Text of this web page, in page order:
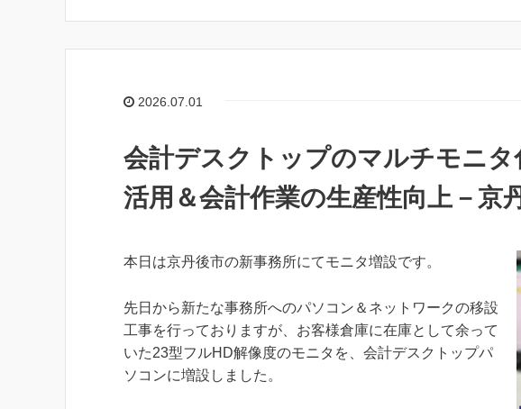
2026.07.01
会計デスクトップのマルチモニ
活用＆会計作業の生産性向上－京
本日は京丹後市の新事務所にてモニタ増設です。
先日から新たな事務所へのパソコン＆ネットワークの移設
工事を行っておりますが、お客様倉庫に在庫として余って
いた23型フルHD解像度のモニタを、会計デスクトップパ
ソコンに増設しました。